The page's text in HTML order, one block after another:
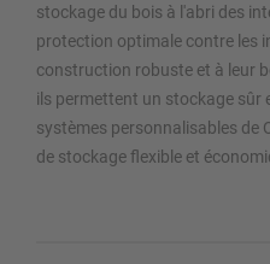
stockage du bois à l'abri des
protection optimale contre les
construction robuste et à leur
ils permettent un stockage sûr
systèmes personnalisables de
de stockage flexible et